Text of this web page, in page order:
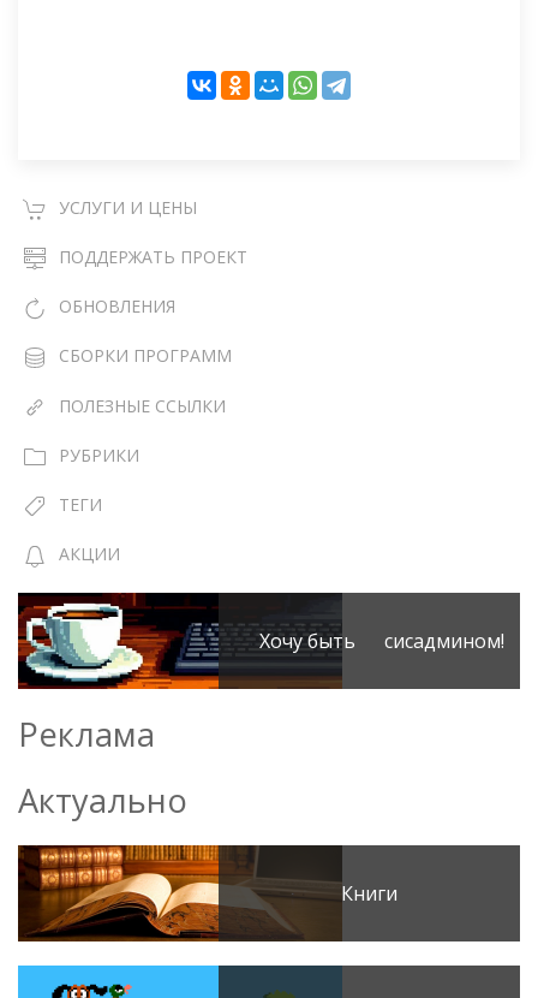
УСЛУГИ И ЦЕНЫ
ПОДДЕРЖАТЬ ПРОЕКТ
ОБНОВЛЕНИЯ
СБОРКИ ПРОГРАММ
ПОЛЕЗНЫЕ ССЫЛКИ
РУБРИКИ
ТЕГИ
АКЦИИ
Хочу быть сисадмином!
Реклама
Актуально
Книги